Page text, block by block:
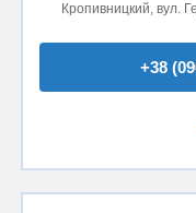
Кропивницкий, вул.
+38